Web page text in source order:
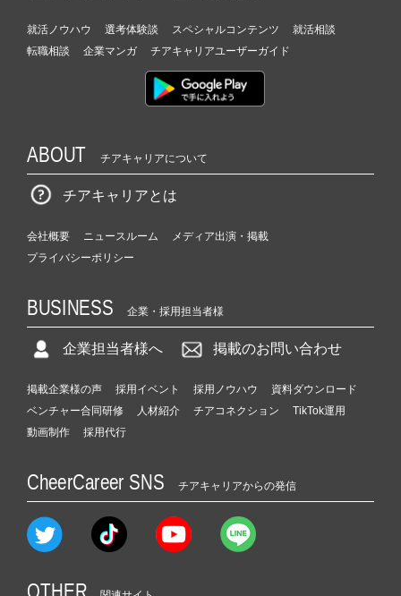
就活ノウハウ 選考体験談 スペシャルコンテンツ
就活相談
転職相談
企業マンガ チアキャリアユーザーガイド
ABOUT チアキャリアについて
チアキャリアとは
会社概要 ニュースルーム
メディア出演・掲載
プライバシーポリシー
BUSINESS 企業・採用担当者様
企業担当者様へ 掲載のお問い合わせ
掲載企業様の声 採用イベント 採用ノウハウ
資料ダウンロード
ベンチャー合同研修
人材紹介 チアコネクション
TikTok運用
動画制作
採用代行
CheerCareer SNS チアキャリアからの発信
OTHER